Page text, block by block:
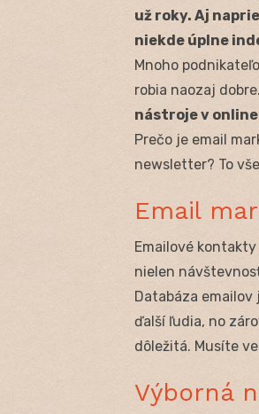
už roky. Aj
niekde úplne
Mnoho
robia naozaj
nástroje v
Prečo je email
newsletter? To
Email
Emailové
nielen
Databáza
ďalší ľudia, no
dôležitá. Musíte
Výborná